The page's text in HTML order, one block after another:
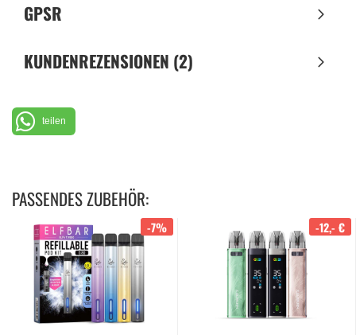
GPSR
KUNDENREZENSIONEN (2)
teilen
PASSENDES ZUBEHÖR:
-7% -12,- €